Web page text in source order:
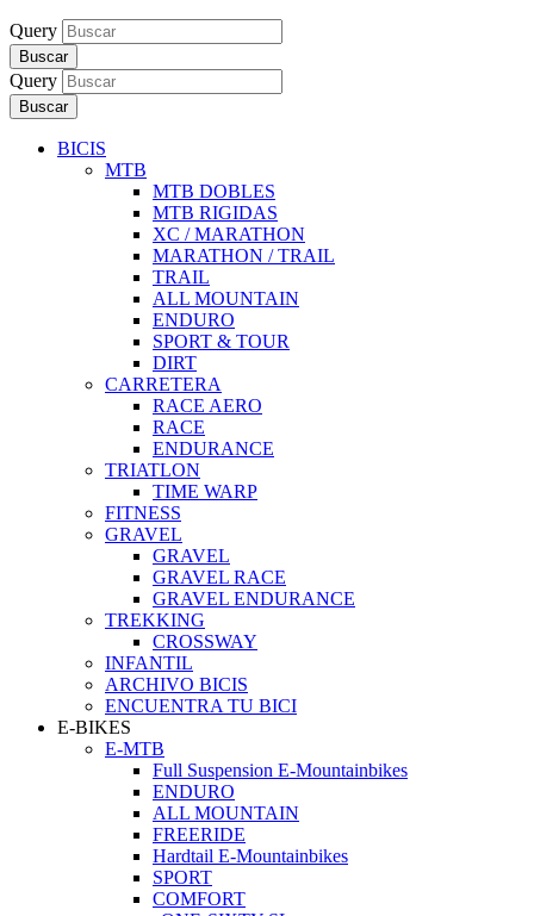
Query
Buscar
Query
Buscar
BICIS
MTB
MTB DOBLES
MTB RIGIDAS
XC / MARATHON
MARATHON / TRAIL
TRAIL
ALL MOUNTAIN
ENDURO
SPORT & TOUR
DIRT
CARRETERA
RACE AERO
RACE
ENDURANCE
TRIATLON
TIME WARP
FITNESS
GRAVEL
GRAVEL
GRAVEL RACE
GRAVEL ENDURANCE
TREKKING
CROSSWAY
INFANTIL
ARCHIVO BICIS
ENCUENTRA TU BICI
E-BIKES
E-MTB
Full Suspension E-Mountainbikes
ENDURO
ALL MOUNTAIN
FREERIDE
Hardtail E-Mountainbikes
SPORT
COMFORT